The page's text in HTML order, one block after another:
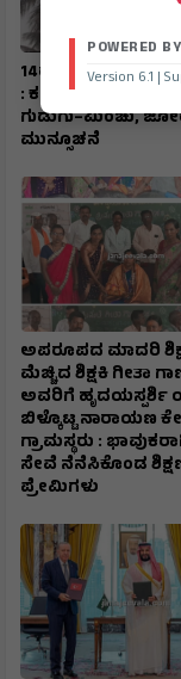
14ರವರೆಗೆ ದಕ್ಷಿಣ
: ಕರ್ನಾಟಕದ ಹಲವೆಡೆ
ಗುಡುಗು–ಮಿಂಚು,
ಮುನ್ಸೂಚನೆ
ಅಪರೂಪದ ಮಾದರಿ
ಮೆಚ್ಚಿದ ಶಿಕ್ಷಕಿ ಗೀತಾ
ಅವರಿಗೆ ಹೃದಯಸ್ಪರ್ಶಿ
ಬಿಳ್ಕೊಟ್ಟ ನಾರಾಯಣ
ಗ್ರಾಮಸ್ಥರು :
ಸೇವೆ ನೆನೆಸಿಕೊಂಡ
ಪ್ರೇಮಿಗಳು
POWERED BY
Version 6.1 |